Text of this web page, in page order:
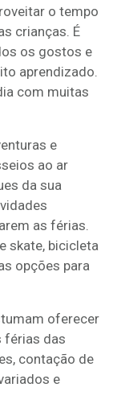
o tempo
crianças. É
os gostos e
aprendizado.
com muitas
e
ao ar
da sua
as férias.
skate, bicicleta
opções para
oferecer
férias das
contação de
e